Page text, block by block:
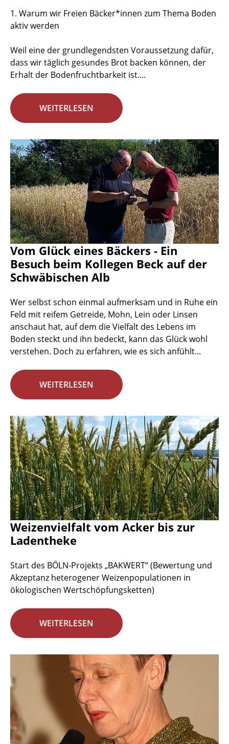
1. Warum wir Freien Bäcker*innen zum Thema Boden
aktiv werden
Weil eine der grundlegendsten Voraussetzung dafür,
dass wir täglich gesundes Brot backen können, der
Erhalt der Bodenfruchtbarkeit ist....
WEITERLESEN
Vom Glück eines Bäckers - Ein
Besuch beim Kollegen Beck auf der
Schwäbischen Alb
Wer selbst schon einmal aufmerksam und in Ruhe ein
Feld mit reifem Getreide, Mohn, Lein oder Linsen
anschaut hat, auf dem die Vielfalt des Lebens im
Boden steckt und ihn bedeckt, kann das Glück wohl
verstehen. Doch zu erfahren, wie es sich anfühlt...
WEITERLESEN
Weizenvielfalt vom Acker bis zur
Ladentheke
Start des BÖLN-Projekts „BAKWERT“ (Bewertung und
Akzeptanz heterogener Weizenpopulationen in
ökologischen Wertschöpfungsketten)
WEITERLESEN